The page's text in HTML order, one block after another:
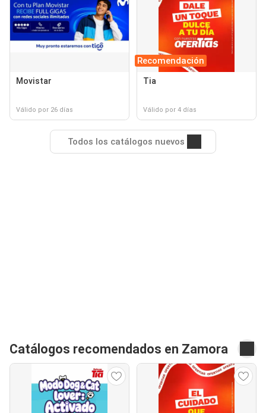
Movistar
Válido por 26 días
Recomendación
Tia
Válido por 4 días
Todos los catálogos nuevos
Catálogos recomendados en Zamora